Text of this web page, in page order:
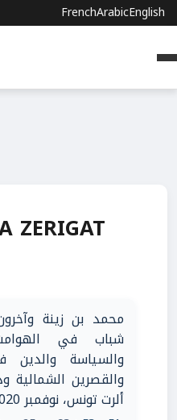
FrenchArabicEnglish
ZERIGAT
شباب في
والسياسة والدين
والقصرين الشمالية
ألرت تونس، نوفمبر 2020، عدد الصفحات 57